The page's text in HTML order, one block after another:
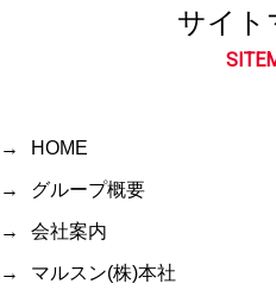
サイト
HOME
グループ概要
会社案内
マルスン(株)本社